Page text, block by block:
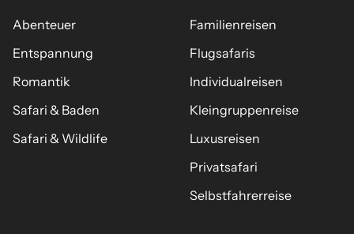
Abenteuer
Entspannung
Romantik
Safari & Baden
Safari & Wildlife
Familienreisen
Flugsafaris
Individualreisen
Kleingruppenreise
Luxusreisen
Privatsafari
Selbstfahrerreise